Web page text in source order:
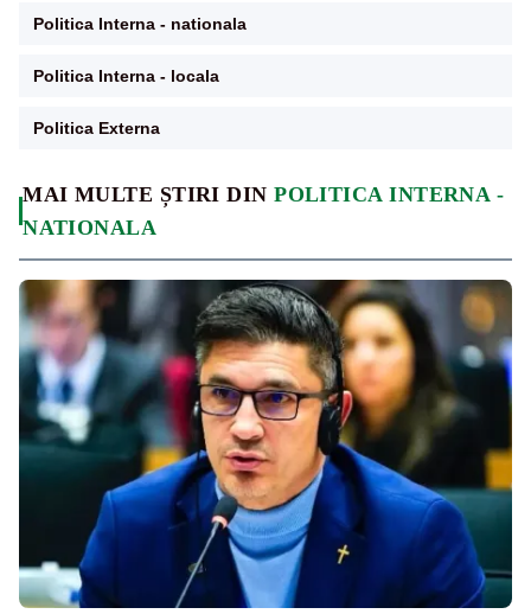
MAI MULTE ȘTIRI DINPOLITICA INTERNA -
NATIONALA
Politica Interna - nationala
Politica Interna - locala
Politica Externa